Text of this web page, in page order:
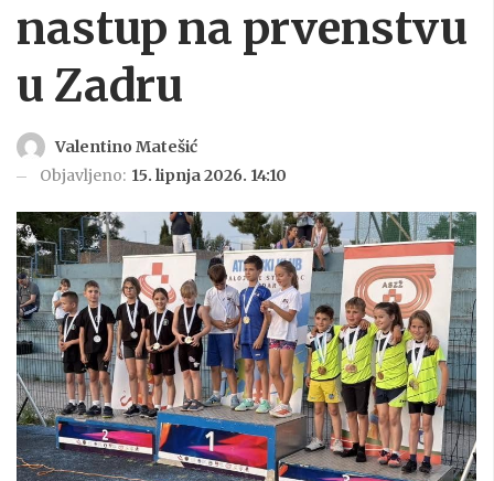
nastup na prvenstvu
u Zadru
Valentino Matešić
Objavljeno: 15. lipnja 2026. 14:10